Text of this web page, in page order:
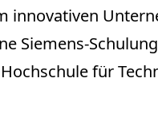
innovativen
Siemens-
für